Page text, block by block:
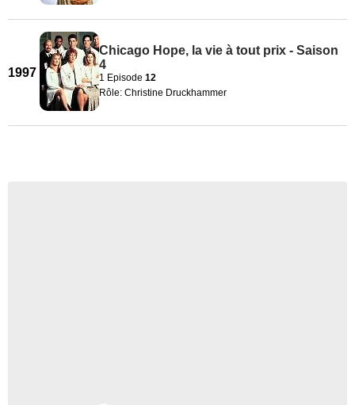
1997
Chicago Hope, la vie à tout prix - Saison
4
1 Episode 12
Rôle: Christine Druckhammer